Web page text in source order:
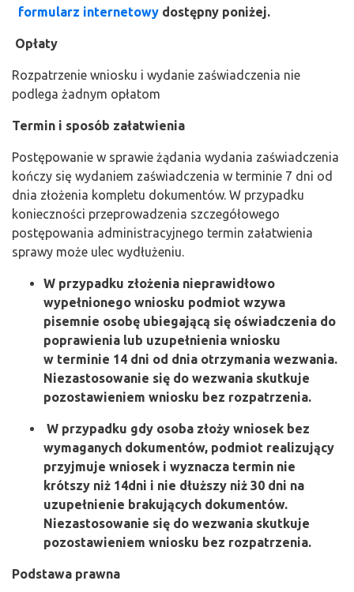
formularz internetowy dostępny poniżej.
Opłaty
Rozpatrzenie wniosku i wydanie zaświadczenia nie
podlega żadnym opłatom
Termin i sposób załatwienia
Postępowanie w sprawie żądania wydania zaświadczenia
kończy się wydaniem zaświadczenia w terminie 7 dni od
dnia złożenia kompletu dokumentów. W przypadku
konieczności przeprowadzenia szczegółowego
postępowania administracyjnego termin załatwienia
sprawy może ulec wydłużeniu.
W przypadku złożenia nieprawidłowo
wypełnionego wniosku podmiot wzywa
pisemnie osobę ubiegającą się oświadczenia do
poprawienia lub uzupełnienia wniosku
w terminie 14 dni od dnia otrzymania wezwania.
Niezastosowanie się do wezwania skutkuje
pozostawieniem wniosku bez rozpatrzenia.
W przypadku gdy osoba złoży wniosek bez
wymaganych dokumentów, podmiot realizujący
przyjmuje wniosek i wyznacza termin nie
krótszy niż 14dni i nie dłuższy niż 30 dni na
uzupełnienie brakujących dokumentów.
Niezastosowanie się do wezwania skutkuje
pozostawieniem wniosku bez rozpatrzenia.
Podstawa prawna